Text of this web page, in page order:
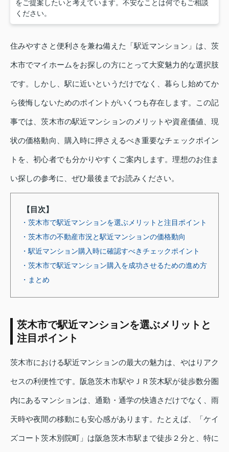
をご提案したいと考えています。不安なことは何でもご相談
ください。
住みやすさと便利さを兼ね備えた「駅近マンション」は、茨
木市でマイホームをお探しの方にとって大変魅力的な選択肢
です。しかし、駅に近いというだけでなく、暮らし始めてか
ら後悔しないためのポイントがいくつも存在します。この記
事では、茨木市の駅近マンションのメリットや資産価値、現
状の価格動向、購入時に押さえるべき重要なチェックポイン
トを、初心者でも分かりやすくご案内します。理想のお住ま
い探しの参考に、ぜひ最後までお読みください。
【目次】
・茨木市で駅近マンションを選ぶメリットと注目ポイント
・茨木市の不動産市況と駅近マンションの価格動向
・駅近マンション購入時に確認すべきチェックポイント
・茨木市で駅近マンション購入を成功させるための進め方
・まとめ
茨木市で駅近マンションを選ぶメリットと
注目ポイント
茨木市における駅近マンションの最大の魅力は、やはりアク
セスの利便性です。阪急茨木市駅やＪＲ茨木駅が徒歩数分圏
内にあるマンションは、通勤・通学の快適さだけでなく、雨
天時や夜間の移動にも安心感があります。たとえば、「ケイ
ズコート茨木別院町」は阪急茨木市駅まで徒歩２分と、特に